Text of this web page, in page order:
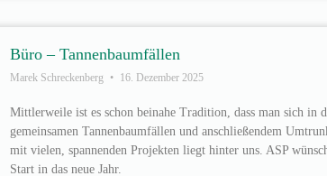
Büro – Tannenbaumfällen
Marek Schreckenberg 16. Dezember 2025
Mittlerweile ist es schon beinahe Tradition, dass man sich in
gemeinsamen Tannenbaumfällen und anschließendem
mit vielen, spannenden Projekten liegt hinter uns. ASP
Start in das neue Jahr.